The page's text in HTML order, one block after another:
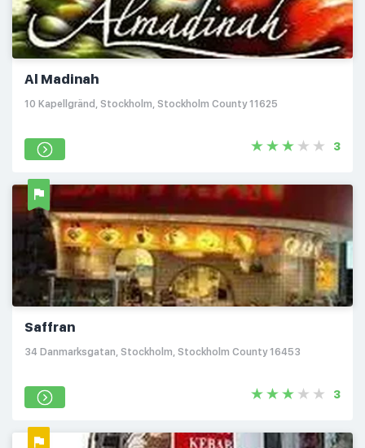
Al Madinah
10 Kapellgränd, Stockholm, Stockholm County 11625
3
Saffran
34 Danmarksgatan, Stockholm, Stockholm County 16453
3